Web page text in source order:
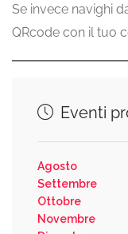
Se invece navighi
QRcode con il tuo
Eventi
Agosto
Settembre
Ottobre
Novembre